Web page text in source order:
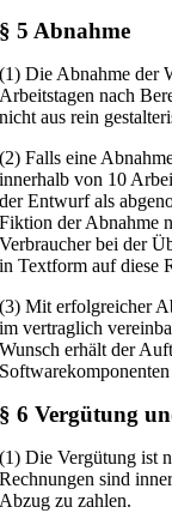
§ 5 Abnahme
(1) Die Abnahme der
Arbeitstagen nach
nicht aus rein
(2) Falls eine
innerhalb von 10
der Entwurf als
Fiktion der Abnahme
Verbraucher bei der
in Textform auf diese
(3) Mit erfolgreicher
im vertraglich
Wunsch erhält der
§ 6 Vergütung
(1) Die Vergütung ist
Rechnungen sind
Abzug zu zahlen.